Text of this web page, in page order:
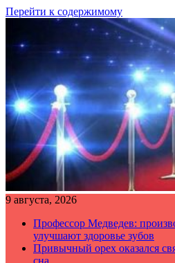
Перейти к содержимому
9 августа, 2026
Профессор Медведев:
улучшают здоровье зубов
Привычный орех оказался
сна